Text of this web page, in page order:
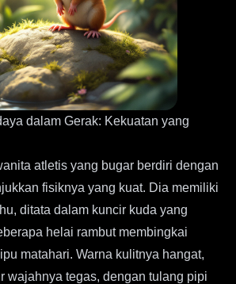
dalam Gerak: Kekuatan yang
atletis yang bugar berdiri dengan
fisiknya yang kuat. Dia memiliki
ditata dalam kuncir kuda yang
helai rambut membingkai
matahari. Warna kulitnya hangat,
wajahnya tegas, dengan tulang pipi